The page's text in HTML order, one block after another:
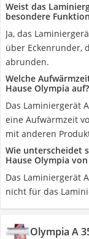
Weist das
besondere
Ja, das
über Eckenrunder,
abrunden.
Welche
Hause Olympia auf?
Das Laminiergerät
eine Aufwärmzeit
mit anderen
Wie unterscheidet
Hause Olympia
Das Laminiergerät
nicht für das
Olympia A